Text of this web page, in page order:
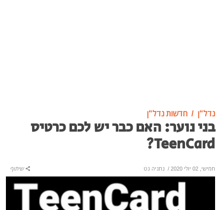
נדל"ן חדשות נדל"ן
בני נוער: האם כבר יש לכם כרטיס
TeenCard?
חמישי, 02 יולי 2020 / נתניה נט שיתוף